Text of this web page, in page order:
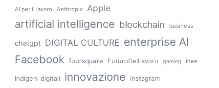
AI per il lavoro Anthropic Apple
artificial intelligence blockchain business
chatgpt DIGITAL CULTURE enterprise AI
Facebook foursquare FuturoDelLavoro gaming idee
indigeni digitali innovazione instagram